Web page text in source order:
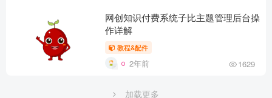
网创知识付费系统子比主题管理后台操
作详解
教程&配件
2年前 1629
加载更多